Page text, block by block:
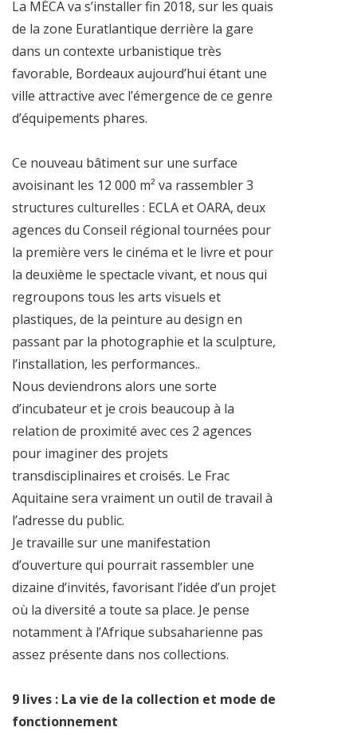
La MÉCA va s’installer fin 2018, sur les quais
de la zone Euratlantique derrière la gare
dans un contexte urbanistique très
favorable, Bordeaux aujourd’hui étant une
ville attractive avec l’émergence de ce genre
d’équipements phares.
Ce nouveau bâtiment sur une surface
avoisinant les 12 000 m² va rassembler 3
structures culturelles : ECLA et OARA, deux
agences du Conseil régional tournées pour
la première vers le cinéma et le livre et pour
la deuxième le spectacle vivant, et nous qui
regroupons tous les arts visuels et
plastiques, de la peinture au design en
passant par la photographie et la sculpture,
l’installation, les performances..
Nous deviendrons alors une sorte
d’incubateur et je crois beaucoup à la
relation de proximité avec ces 2 agences
pour imaginer des projets
transdisciplinaires et croisés. Le Frac
Aquitaine sera vraiment un outil de travail à
l’adresse du public.
Je travaille sur une manifestation
d’ouverture qui pourrait rassembler une
dizaine d’invités, favorisant l’idée d’un projet
où la diversité a toute sa place. Je pense
notamment à l’Afrique subsaharienne pas
assez présente dans nos collections.
9 lives : La vie de la collection et mode de
fonctionnement